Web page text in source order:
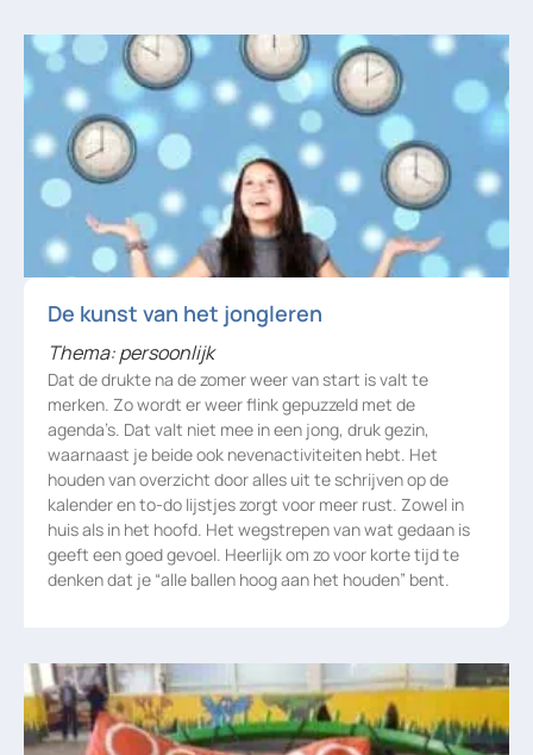
De kunst van het jongleren
Thema: persoonlijk
Dat de drukte na de zomer weer van start is valt te
merken. Zo wordt er weer flink gepuzzeld met de
agenda’s. Dat valt niet mee in een jong, druk gezin,
waarnaast je beide ook nevenactiviteiten hebt. Het
houden van overzicht door alles uit te schrijven op de
kalender en to-do lijstjes zorgt voor meer rust. Zowel in
huis als in het hoofd. Het wegstrepen van wat gedaan is
geeft een goed gevoel. Heerlijk om zo voor korte tijd te
denken dat je “alle ballen hoog aan het houden” bent.